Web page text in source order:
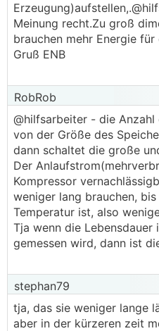
Meinung recht.Zu groß
brauchen mehr Energie
Gruß ENB
RobRob
@hilfsarbeiter - die
von der Größe des
dann schaltet die große
Der
Kompressor
weniger lang brauchen,
Temperatur ist, also
Tja wenn die Lebensdauer
gemessen wird, dann ist
stephan79
tja, das sie weniger lange
aber in der kürzeren zeit